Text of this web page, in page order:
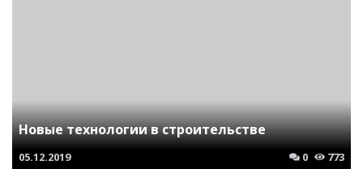
Новые технологии в строительстве
05.12.2019 0 773